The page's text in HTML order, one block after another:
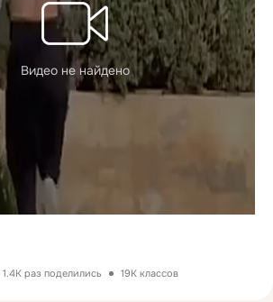
Видео не найдено
1.4K раз поделились 19K классов